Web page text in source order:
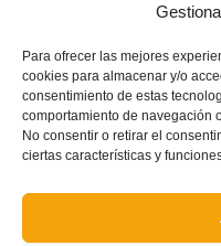
Para ofrecer las mejores
cookies para almacenar y/o
consentimiento de estas
comportamiento de navegación
No consentir o retirar el
ciertas características y
Seis representantes del fútbol
Sub-17 en Oliva